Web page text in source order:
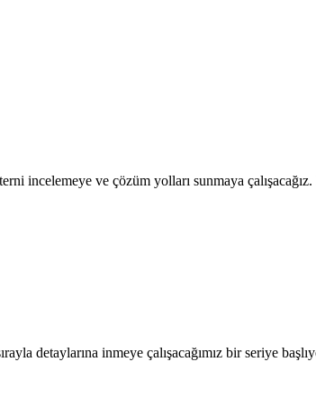
incelemeye ve çözüm yolları sunmaya çalışacağız.
detaylarına inmeye çalışacağımız bir seriye